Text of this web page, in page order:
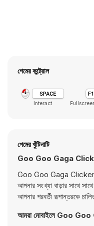
গেমের কন্ট্রোল
Interact
গেমের খুঁটিনাটি
Goo Goo Gaga
Goo Goo Gaga Clicker হল
আপনার সংখ্যা বাড়ার সাথে
আপনার পরবর্তী রূপান্তরকে
আমরা মোবাইলে Goo